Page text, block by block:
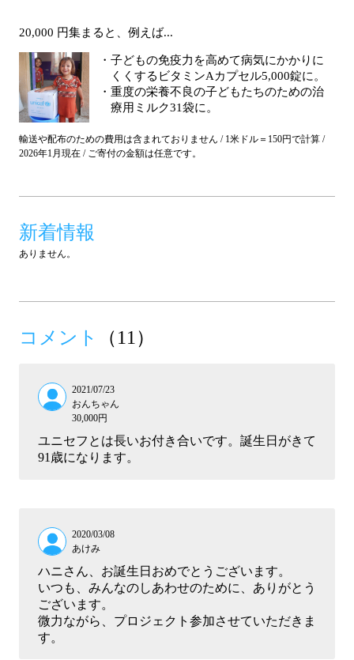
20,000 円集まると、例えば...
子どもの免疫力を高めて病気にかかりに
くくするビタミンAカプセル5,000錠に。
重度の栄養不良の子どもたちのための治
療用ミルク31袋に。
輸送や配布のための費用は含まれておりません / 1米ドル＝150円で計算 /
2026年1月現在 / ご寄付の金額は任意です。
新着情報
ありません。
コメント （11）
2021/07/23
おんちゃん
30,000円
ユニセフとは長いお付き合いです。誕生日がきて
91歳になります。
2020/03/08
あけみ
ハニさん、お誕生日おめでとうございます。
いつも、みんなのしあわせのために、ありがとう
ございます。
微力ながら、プロジェクト参加させていただきま
す。